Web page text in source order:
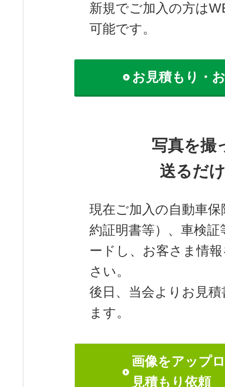
新規でご加入の方は
可能です。
お見積もり・
写真を撮
送るだ
現在ご加入の自動車
約証明書等）、車検
ードし、お客さま情
さい。
後日、当会よりお見
ます。
画像をアップ
見積もり依頼